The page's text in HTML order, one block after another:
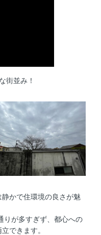
街並み！
かで住環境の良さが魅
りが多すぎず、都心への
できます。